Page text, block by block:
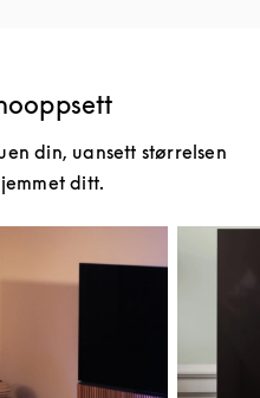
din, uansett størrelsen
ditt.